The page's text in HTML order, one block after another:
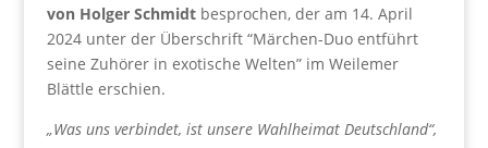
von Holger Schmidtbesprochen, der am 14. April
2024 unter der Überschrift “Märchen-Duo entführt
seine Zuhörer in exotische Welten” im Weilemer
Blättle erschien.
„Was uns verbindet, ist unsere Wahlheimat Deutschland“,